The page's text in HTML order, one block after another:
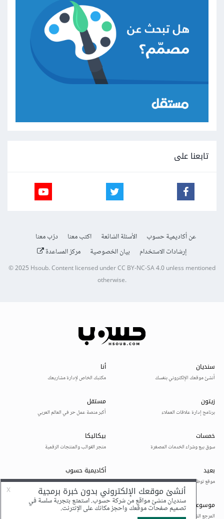
تابعنا على
عن أكاديمية حسوب الأسئلة الشائعة اكتب معنا
درّب معنا
إرشادات الاستخدام
بيان الخصوصية مركز المساعدة
© 2025Hsoub.Content licensed underCC BY-NC-SA 4.0unless mentioned
otherwise.